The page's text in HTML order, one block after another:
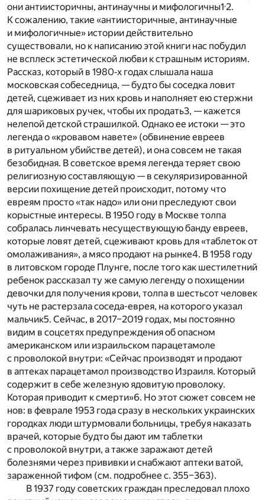
они антиисторичны, антинаучны и мифологичны1,2.
К сожалению, такие «антиисторичные, антинаучные
и мифологичные» истории действительно
существовали, но к написанию этой книги нас побудил
не всплеск эстетической любви к страшным историям.
Рассказ, который в 1980‐х годах слышала наша
московская собеседница, — будто бы соседка ловит
детей, сцеживает из них кровь и наполняет ею стержни
для шариковых ручек, чтобы их продать3, — кажется
нелепой детской страшилкой. Однако ее истоки — это
легенда о «кровавом навете» (обвинение евреев
в ритуальном убийстве детей), и она совсем не такая
безобидная. В советское время легенда теряет свою
религиозную составляющую — в секуляризированной
версии похищение детей происходит, потому что
евреям просто «так надо» или они преследуют свои
корыстные интересы. В 1950 году в Москве толпа
собралась линчевать несуществующую банду евреев,
которые ловят детей, сцеживают кровь для «таблеток от
омолаживания», а мясо продают на рынке4. В 1958 году
в литовском городе Плунге, после того как шестилетний
ребенок рассказал ту же самую легенду о похищении
девочки для получения крови, толпа в шестьсот человек
чуть не растерзала соседа-еврея, на которого указал
мальчик5. Сейчас, в 2017–2019 годах, мы постоянно
видим в соцсетях предупреждения об опасном
американском или израильском парацетамоле
с проволокой внутри: «Сейчас производят и продают
в аптеках парацетамол производство Израиля. Который
содержит в себе железную ядовитую проволоку.
Которая приводит к смерти»6. Но этот сюжет совсем не
нов: в феврале 1953 года сразу в нескольких украинских
городках люди штурмовали больницы, требуя наказать
врачей, которые будто бы дают им таблетки
с проволокой внутри, а также заражают детей
болезнями через прививки и снабжают аптеки ватой,
зараженной тифом (см. подробнее с. 355–363).
В 1937 году советских граждан преследовал плохо